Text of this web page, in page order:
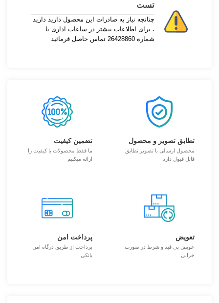
تست
چنانچه نیاز به صادرات این محصول دارید دارید
، برای اطلاعات بیشتر در ساعات اداری با
شماره 26428860 تماس حاصل فرمائید
تطابق تصویر و محصول
محصول ارسالی با تصویر تطابق
قابل قبول دارد
تضمین کیفیت
ما فقط محصولات با کیفیت را
ارائه میکنیم
تعویض
عویض بی قید و شرط در صورت
خرابی
پرداخت امن
پرداخت از طریق درگاه امن
بانکی